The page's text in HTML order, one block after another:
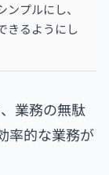
プルにし、
きるようにし
業務の無駄
率的な業務が